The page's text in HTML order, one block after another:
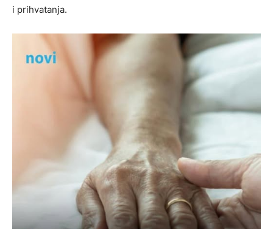
i prihvatanja.